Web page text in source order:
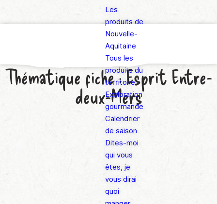
Les
produits de
Nouvelle-
Aquitaine
Tous les
produits du
territoire
Exploration
gourmande
Calendrier
de saison
Dites-moi
qui vous
êtes, je
vous dirai
quoi
Thématique fiche :Esprit Entre-
deux-Mers